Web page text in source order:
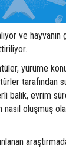
ve
yürüme
tarafından
balık, evrim
nasıl oluşmuş